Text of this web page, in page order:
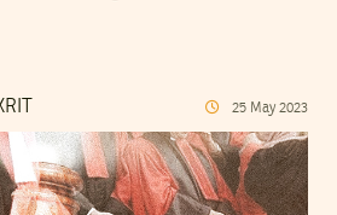
25 May 2023